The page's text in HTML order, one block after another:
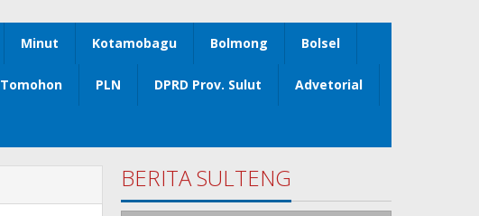
Minut Kotamobagu Bolmong Bolsel
Tomohon PLN DPRD Prov. Sulut Advetorial
BERITA SULTENG